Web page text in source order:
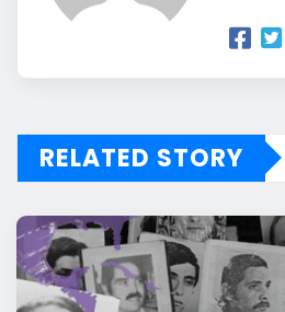
RELATED STORY